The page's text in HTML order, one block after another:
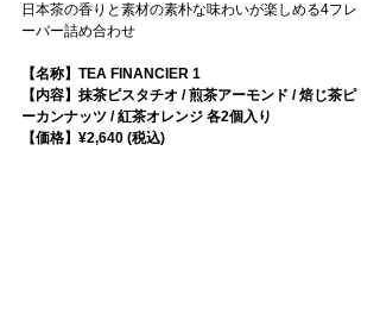
日本茶の香りと素材の素朴な味わいが楽しめる4フレ
ーバー詰め合わせ
【名称】TEA FINANCIER 1
【内容】抹茶ピスタチオ / 煎茶アーモンド / 焙じ茶ピ
ーカンナッツ / 紅茶オレンジ 各2個入り
【価格】¥2,640 (税込)